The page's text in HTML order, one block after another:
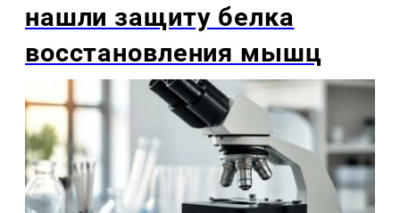
нашли защиту белка
восстановления мышц